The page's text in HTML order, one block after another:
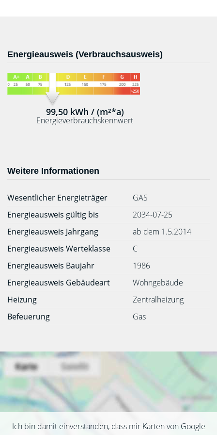
Energieausweis (Verbrauchsausweis)
99,50 kWh / (m²*a)
Energieverbrauchskennwert
Weitere Informationen
Wesentlicher Energieträger
GAS
Energieausweis gültig bis
2034-07-25
Energieausweis Jahrgang
ab dem 1.5.2014
Energieausweis Werteklasse
C
Energieausweis Baujahr
1986
Energieausweis Gebäudeart
Wohngebäude
Heizung
Zentralheizung
Befeuerung
Gas
Ich bin damit einverstanden, dass mir Karten von Google